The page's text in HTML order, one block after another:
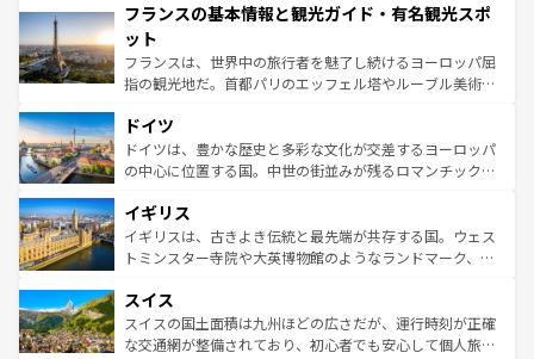
ませてくれるイタリアで、忘れられない旅をしてみよう！
なお、新着のイタリア情報は
しい。
文化が根付くこの国では、情熱的なフラメンコ、熱気あふ
れる闘牛、そして美味しいタパスが生活の一部となってい
る。首都マドリードの洗練された雰囲気や、バルセロナの
アートに溢れた街角から、地方では古代ローマ遺跡や中世
せる。地方によって風土や気候が異なるスペインはその個
性で訪れる人を魅了する。 なお、新着のスペイン情報は コ
ンテンツ一覧を参照してほしい。
フランスの基本情報と観光ガイド・有名観光スポ
ット
フランスは、世界中の旅行者を魅了し続けるヨーロッパ屈
指の観光地だ。首都パリのエッフェル塔やルーブル美術館
で、幅広い魅力が詰まっている。華麗な宮殿、歴史的な大
聖堂、美しいビーチ、そして豊かな自然が、訪れる者を心
から魅了する。また、フランスは美食の国としても知ら
いる。シャンパンの発祥地であるランス、プロヴァンスの
香り高いラベンダー畑など、多彩な楽しみ方が可能だ。さ
らに、パリ以外の地域にも魅力が溢れており、どの街角に
れる地方に足を運ぶとそれぞれで全く異なる文化を体験で
きるだろう。 なお、新着のフランス情報はコンテンツ一覧
を参照してほしい。
ドイツ
ドイツは、豊かな歴史と多彩な文化が交差するヨーロッパ
の中心に位置する国。中世の街並みが残るロマンチック街
顔を持つこの国は、どこを歩いても飽きることがない。ベ
ルリンの文化的活気、バイエルン州のアルプスの絶景、そ
してライン川沿いのワイン畑といった風景は必見。ビール
は、お酒好きな人にはぜひ体験してほしい。 なお、新着の
ドイツ情報はコンテンツ一覧を参照してほしい。
イギリス
イギリスは、古きよき伝統と最先端が共存する国。ウェス
トミンスター寺院や大英博物館のようなランドマーク、歴
リアごとに異なる魅力がある。また、優雅なアフタヌーン
ティー、ビール好きにはたまらない英国パブ、サッカー観
戦など、本場だからこそできる体験も豊富。イギリスを旅
スイス
スイスの国土面積は九州ほどの広さだが、運行時刻が正確
な交通網が整備されており、初心者でも安心して個人旅行